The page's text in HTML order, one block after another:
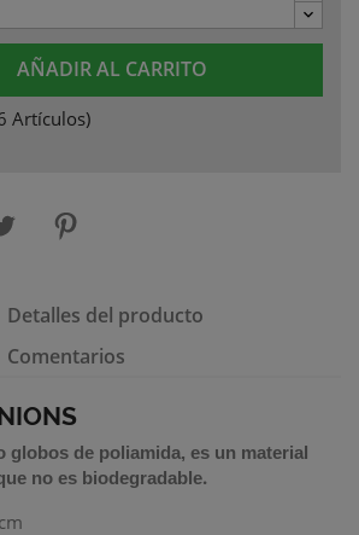
AÑADIR AL CARRITO
Artículos)
Detalles del producto
Comentarios
globos de poliamida, es un material
no es biodegradable.